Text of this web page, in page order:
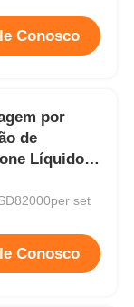
Conosco
por
de
Líquido
Duplo
set
Conosco